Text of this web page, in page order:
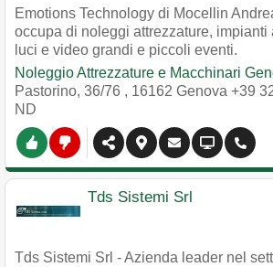
Emotions Technology di Mocellin
occupa di noleggi attrezzature,
luci e video grandi e piccoli eventi.
Noleggio Attrezzature e Macchinari
Pastorino, 36/76 , 16162 Genova +39
ND
Tds Sistemi Srl
Tds Sistemi Srl - Azienda leader nel